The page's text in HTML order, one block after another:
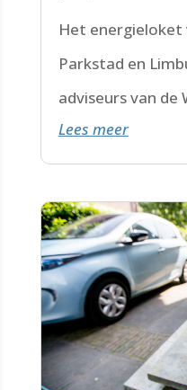
Het
Parkstad en
adviseurs van de
Limburg staan
Lees meer